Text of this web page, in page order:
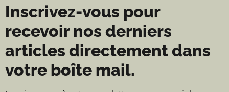
Inscrivez-vous pour
recevoir nos derniers
articles directement dans
votre boîte mail.